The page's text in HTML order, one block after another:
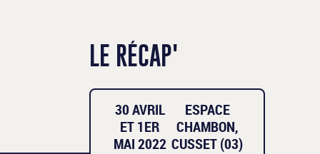
LE RÉCAP'
30 AVRIL
ET 1ER
MAI 2022
ESPACE
CHAMBON,
CUSSET (03)